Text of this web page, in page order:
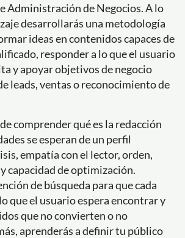
Administración de Negocios. A lo
desarrollarás una metodología
ideas en contenidos capaces de
responder a lo que el usuario
y apoyar objetivos de negocio
leads, ventas o reconocimiento de
comprender qué es la redacción
se esperan de un perfil
empatía con el lector, orden,
capacidad de optimización.
de búsqueda para que cada
que el usuario espera encontrar y
que no convierten o no
aprenderás a definir tu público